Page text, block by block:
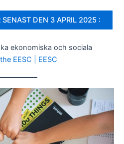
SENAST DEN 3 APRIL 2025 :
ekonomiska och sociala
EESC | EESC